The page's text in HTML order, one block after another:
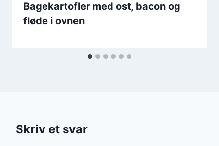
Bagekartofler med ost, bacon og
fløde i ovnen
Skriv et svar